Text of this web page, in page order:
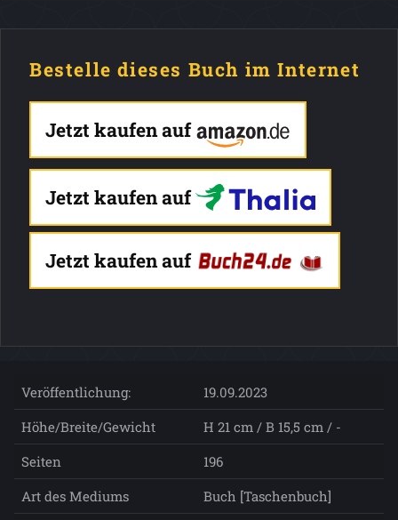
Bestelle dieses Buch im Internet
Jetzt kaufen auf
Jetzt kaufen auf
Jetzt kaufen auf
Veröffentlichung:
19.09.2023
Höhe/Breite/Gewicht
H 21 cm / B 15,5 cm / -
Seiten
196
Art des Mediums
Buch [Taschenbuch]